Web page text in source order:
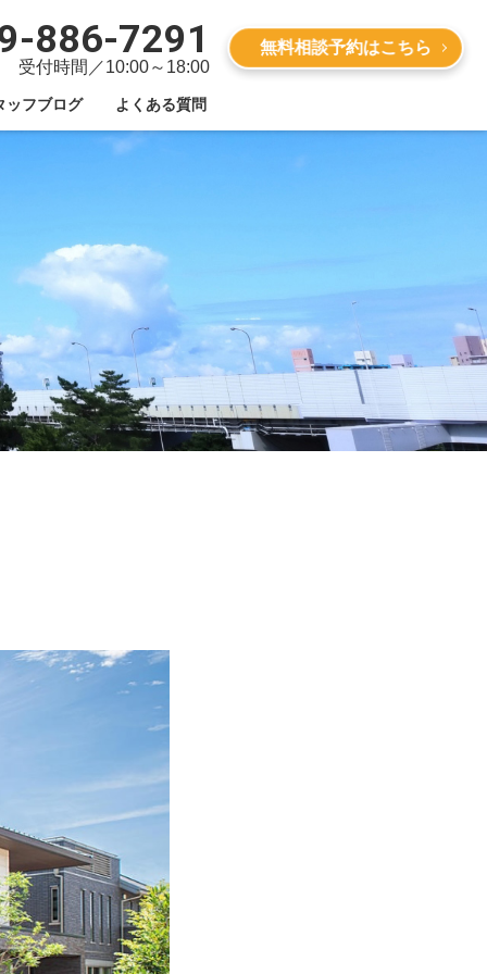
886-7291
受付時間／10:00～18:00
無料相談予約はこちら
ッフブログ よくある質問